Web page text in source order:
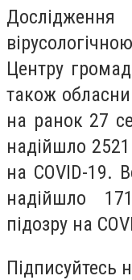
Центру
також
на ранок 27
надійшло
на COVID-19.
надійшло
підозру на
Підписуйтесь